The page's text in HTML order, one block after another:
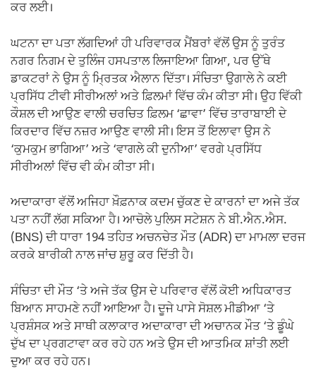
ਕਰ ਲਈ।
ਘਟਨਾ ਦਾ ਪਤਾ ਲੱਗਦਿਆਂ ਹੀ ਪਰਿਵਾਰਕ ਮੈਂਬਰਾਂ ਵੱਲੋਂ ਉਸ ਨੂੰ ਤੁਰੰਤ
ਨਗਰ ਨਿਗਮ ਦੇ ਤੁਲਿੰਜ ਹਸਪਤਾਲ ਲਿਜਾਇਆ ਗਿਆ, ਪਰ ਉੱਥੇ
ਡਾਕਟਰਾਂ ਨੇ ਉਸ ਨੂੰ ਮ੍ਰਿਤਕ ਐਲਾਨ ਦਿੱਤਾ। ਸੰਚਿਤਾ ਉਗਾਲੇ ਨੇ ਕਈ
ਪ੍ਰਸਿੱਧ ਟੀਵੀ ਸੀਰੀਅਲਾਂ ਅਤੇ ਫ਼ਿਲਮਾਂ ਵਿੱਚ ਕੰਮ ਕੀਤਾ ਸੀ। ਉਹ ਵਿੱਕੀ
ਕੌਸ਼ਲ ਦੀ ਆਉਣ ਵਾਲੀ ਚਰਚਿਤ ਫ਼ਿਲਮ ‘ਛਾਵਾ’ ਵਿੱਚ ਤਾਰਾਬਾਈ ਦੇ
ਕਿਰਦਾਰ ਵਿੱਚ ਨਜ਼ਰ ਆਉਣ ਵਾਲੀ ਸੀ। ਇਸ ਤੋਂ ਇਲਾਵਾ ਉਸ ਨੇ
‘ਕੁਮਕੁਮ ਭਾਗਿਆ’ ਅਤੇ ‘ਵਾਗਲੇ ਕੀ ਦੁਨੀਆ’ ਵਰਗੇ ਪ੍ਰਸਿੱਧ
ਸੀਰੀਅਲਾਂ ਵਿੱਚ ਵੀ ਕੰਮ ਕੀਤਾ ਸੀ।
ਅਦਾਕਾਰਾ ਵੱਲੋਂ ਅਜਿਹਾ ਖ਼ੌਫ਼ਨਾਕ ਕਦਮ ਚੁੱਕਣ ਦੇ ਕਾਰਨਾਂ ਦਾ ਅਜੇ ਤੱਕ
ਪਤਾ ਨਹੀਂ ਲੱਗ ਸਕਿਆ ਹੈ। ਆਚੋਲੇ ਪੁਲਿਸ ਸਟੇਸ਼ਨ ਨੇ ਬੀ.ਐਨ.ਐਸ.
(BNS) ਦੀ ਧਾਰਾ 194 ਤਹਿਤ ਅਚਨਚੇਤ ਮੌਤ (ADR) ਦਾ ਮਾਮਲਾ ਦਰਜ
ਕਰਕੇ ਬਾਰੀਕੀ ਨਾਲ ਜਾਂਚ ਸ਼ੁਰੂ ਕਰ ਦਿੱਤੀ ਹੈ।
ਸੰਚਿਤਾ ਦੀ ਮੌਤ ‘ਤੇ ਅਜੇ ਤੱਕ ਉਸ ਦੇ ਪਰਿਵਾਰ ਵੱਲੋਂ ਕੋਈ ਅਧਿਕਾਰਤ
ਬਿਆਨ ਸਾਹਮਣੇ ਨਹੀਂ ਆਇਆ ਹੈ। ਦੂਜੇ ਪਾਸੇ ਸੋਸ਼ਲ ਮੀਡੀਆ ‘ਤੇ
ਪ੍ਰਸ਼ੰਸਕ ਅਤੇ ਸਾਥੀ ਕਲਾਕਾਰ ਅਦਾਕਾਰਾ ਦੀ ਅਚਾਨਕ ਮੌਤ ‘ਤੇ ਡੂੰਘੇ
ਦੁੱਖ ਦਾ ਪ੍ਰਗਟਾਵਾ ਕਰ ਰਹੇ ਹਨ ਅਤੇ ਉਸ ਦੀ ਆਤਮਿਕ ਸ਼ਾਂਤੀ ਲਈ
ਦੁਆ ਕਰ ਰਹੇ ਹਨ।